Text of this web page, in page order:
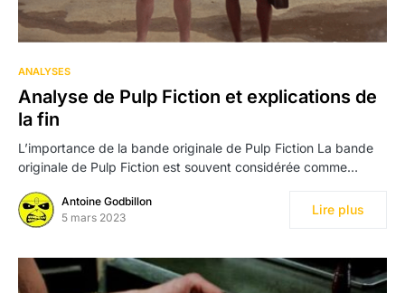
ANALYSES
Analyse de Pulp Fiction et explications de
la fin
L’importance de la bande originale de Pulp Fiction La bande
originale de Pulp Fiction est souvent considérée comme…
Antoine Godbillon
5 mars 2023
Lire plus